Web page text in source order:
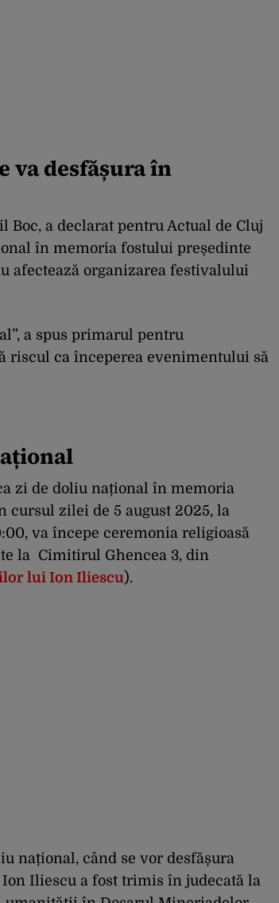
va desfășura în
a declarat pentru Actual de Cluj
în memoria fostului președinte
afectează organizarea festivalului
a spus primarul pentru
riscul ca începerea evenimentului să
zi de doliu național în memoria
cursul zilei de 5 august 2025, la
va începe ceremonia religioasă
la Cimitirul Ghencea 3, din
lui Ion Iliescu).
național, când se vor desfășura
Iliescu a fost trimis în judecată la